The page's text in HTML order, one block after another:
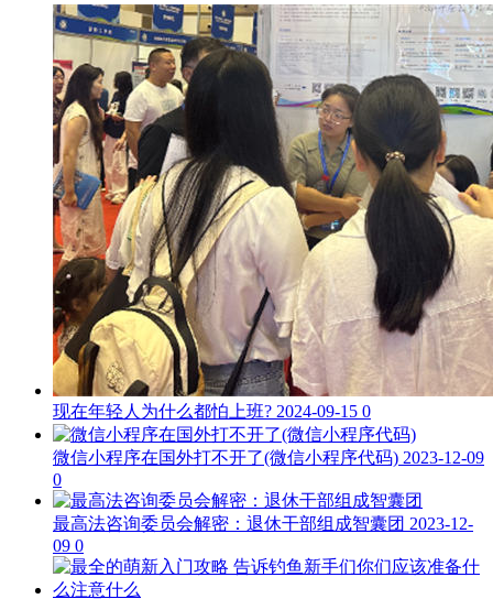
现在年轻人为什么都怕上班? 2024-09-15 0
微信小程序在国外打不开了(微信小程序代码) 2023-12-09
0
最高法咨询委员会解密：退休干部组成智囊团 2023-12-
09 0